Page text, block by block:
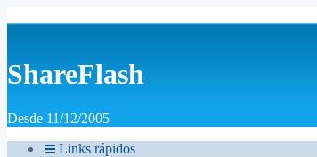
ShareFlash
Desde 11/12/2005
Links rápidos